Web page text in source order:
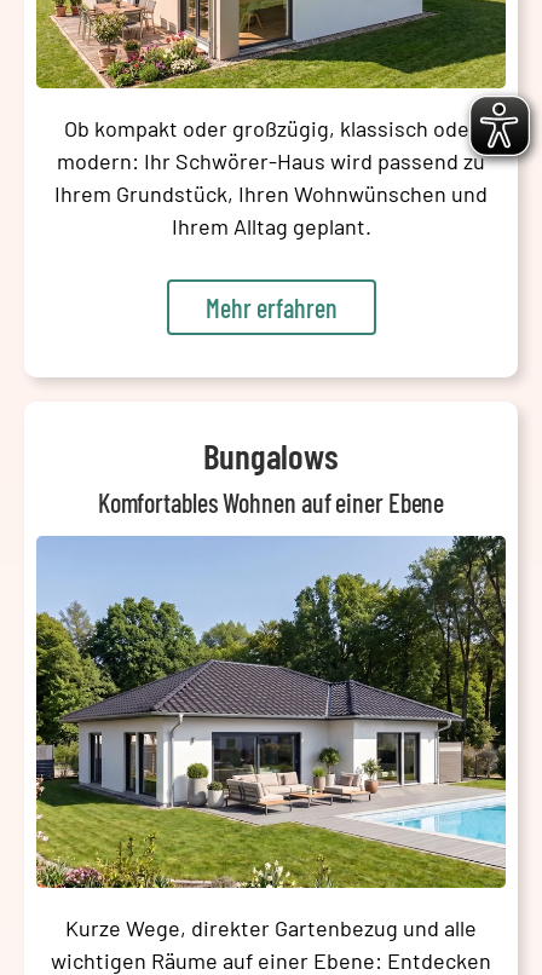
Ob kompakt oder großzügig, klassisch oder
modern: Ihr Schwörer-Haus wird passend zu
Ihrem Grundstück, Ihren Wohnwünschen und
Ihrem Alltag geplant.
Mehr erfahren
Bungalows
Komfortables Wohnen auf einer Ebene
Kurze Wege, direkter Gartenbezug und alle
wichtigen Räume auf einer Ebene: Entdecken